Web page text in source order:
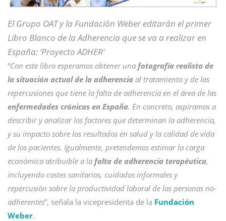
El Grupo OAT y la Fundación Weber editarán el primer
Libro Blanco de la Adherencia que se va a realizar en
España: ‘Proyecto ADHER’
“Con este libro esperamos obtener una fotografía realista de
la situación actual de la adherencia al tratamiento y de las
repercusiones que tiene la falta de adherencia en el área de las
enfermedades crónicas en España. En concreto, aspiramos a
describir y analizar los factores que determinan la adherencia,
y su impacto sobre los resultados en salud y la calidad de vida
de los pacientes. Igualmente, pretendemos estimar la carga
económica atribuible a la falta de adherencia terapéutica,
incluyendo costes sanitarios, cuidados informales y
repercusión sobre la productividad laboral de las personas no-
adherentes”, señala la vicepresidenta de la Fundación
Weber.